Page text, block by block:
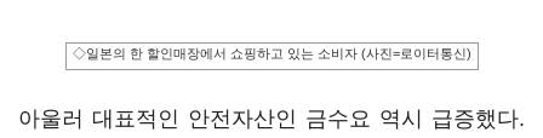
◇일본의 한 할인매장에서 쇼핑하고 있는 소비자 (사진=로이터통신)
아울러 대표적인 안전자산인 금수요 역시 급증했다.